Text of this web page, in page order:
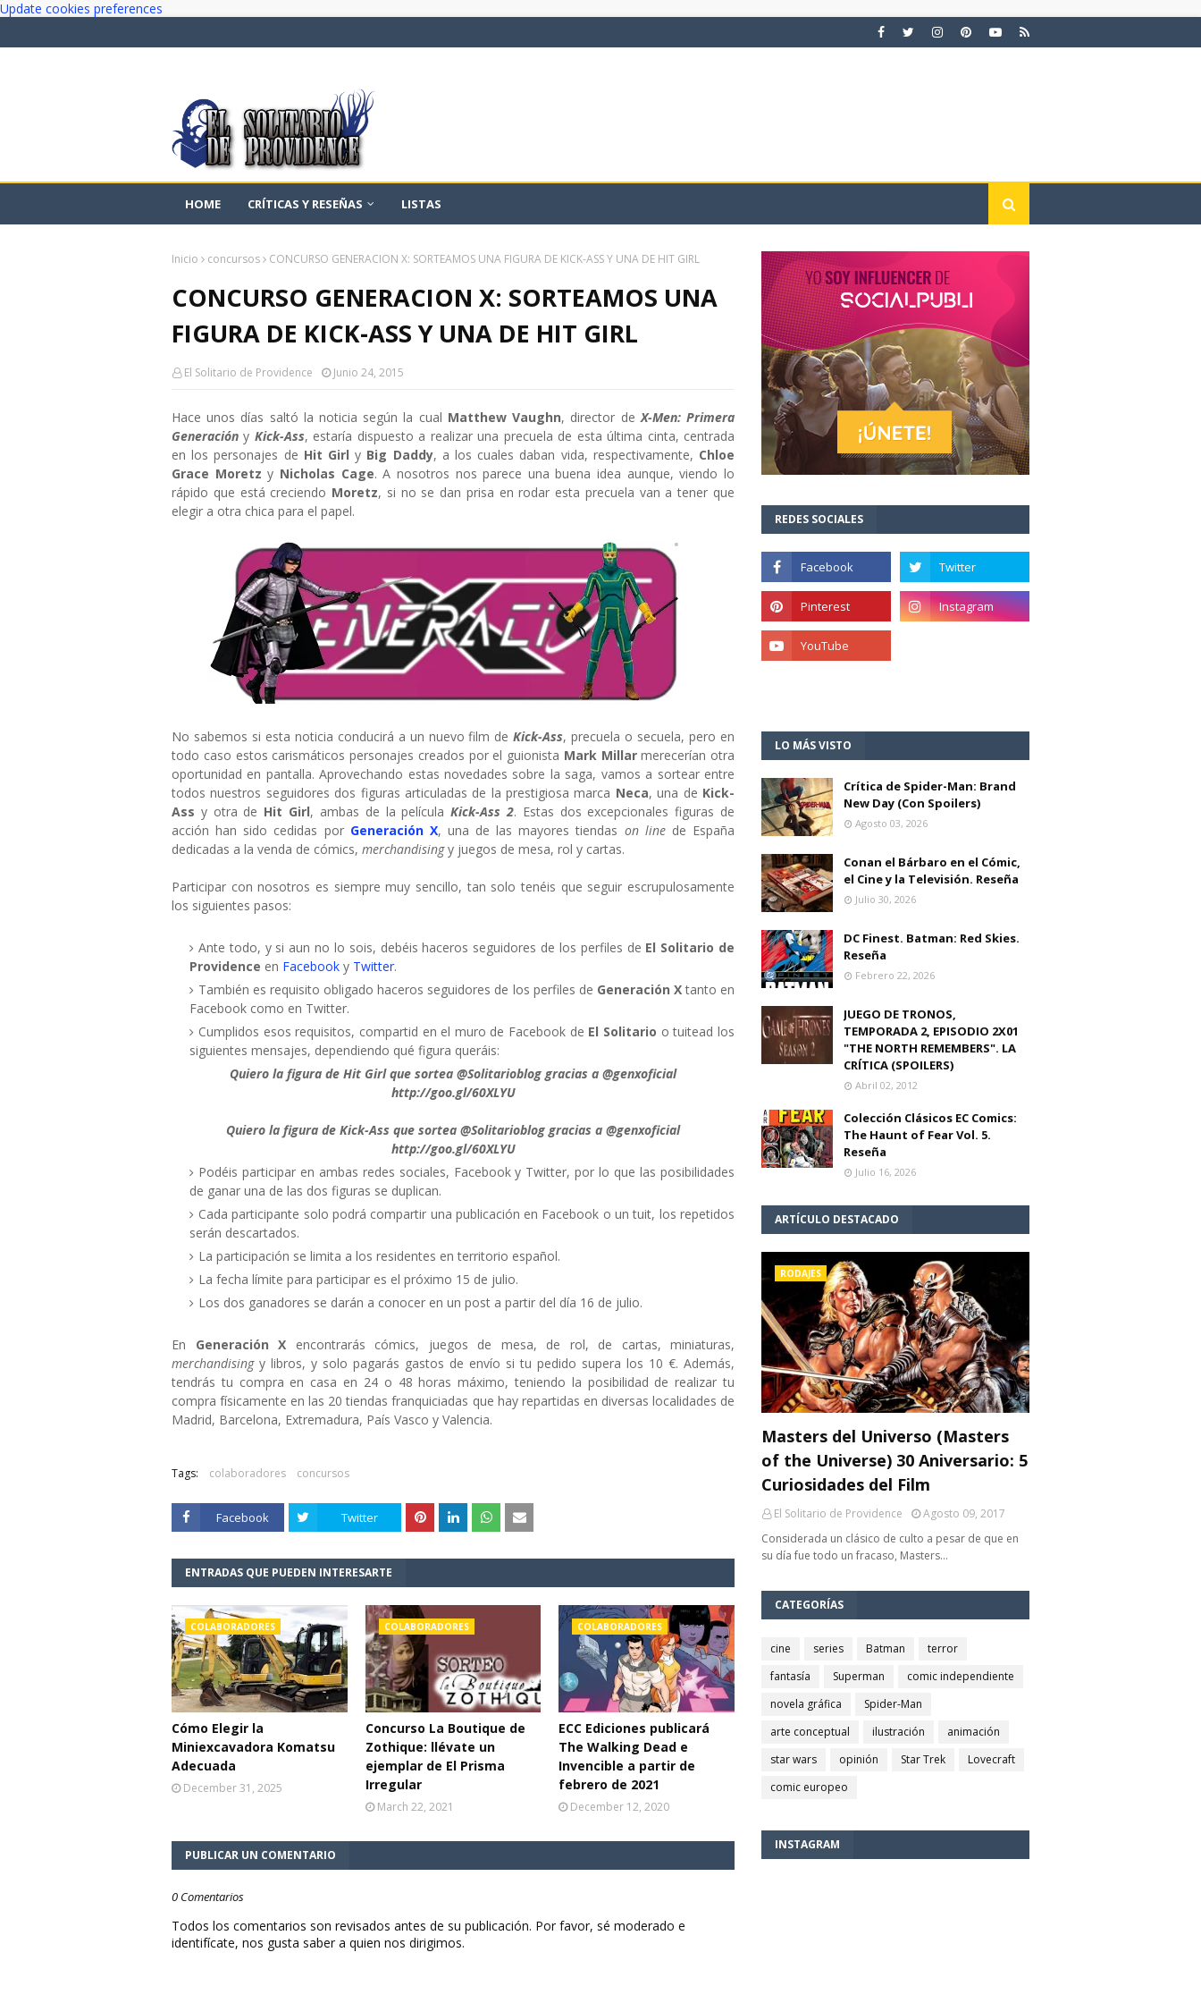
Update cookies preferences
HOME CRÍTICAS Y RESEÑAS LISTAS
Inicio concursos CONCURSO GENERACION X: SORTEAMOS UNA FIGURA DE KICK-ASS Y UNA DE HIT GIRL
CONCURSO GENERACION X: SORTEAMOS UNA
FIGURA DE KICK-ASS Y UNA DE HIT GIRL
El Solitario de Providence Junio 24, 2015
Hace unos días saltó la noticia según la cual Matthew Vaughn, director deX-Men: Primera
Generación y Kick-Ass, estaría dispuesto a realizar una precuela de esta última cinta, centrada
en los personajes de Hit Girly Big Daddy, a los cuales daban vida, respectivamente, Chloe
Grace Moretz y Nicholas Cage. A nosotros nos parece una buena idea aunque, viendo lo
rápido que está creciendo Moretz, si no se dan prisa en rodar esta precuela van a tener que
elegir a otra chica para el papel.
No sabemos si esta noticia conducirá a un nuevo film deKick-Ass, precuela o secuela, pero en
todo caso estos carismáticos personajes creados por el guionista Mark Millarmerecerían otra
oportunidad en pantalla. Aprovechando estas novedades sobre la saga, vamos a sortear entre
todos nuestros seguidores dos figuras articuladas de la prestigiosa marca Neca, una de Kick-
Ass y otra de Hit Girl, ambas de la películaKick-Ass 2. Estas dos excepcionales figuras de
acción han sido cedidas por Generación X, una de las mayores tiendas on linede España
dedicadas a la venda de cómics, merchandisingy juegos de mesa, rol y cartas.
Participar con nosotros es siempre muy sencillo, tan solo tenéis que seguir escrupulosamente
los siguientes pasos:
Ante todo, y si aun no lo sois, debéis haceros seguidores de los perfiles de El Solitario de
Providence en Facebook y Twitter.
También es requisito obligado haceros seguidores de los perfiles de Generación Xtanto en
Facebook como en Twitter.
Cumplidos esos requisitos, compartid en el muro de Facebook de El Solitario o tuitead los
siguientes mensajes, dependiendo qué figura queráis:
Quiero la figura de Hit Girl que sortea @Solitarioblog gracias a @genxoficial
http://goo.gl/60XLYU
Quiero la figura de Kick-Ass que sortea @Solitarioblog gracias a @genxoficial
http://goo.gl/60XLYU
Podéis participar en ambas redes sociales, Facebook y Twitter, por lo que las posibilidades
de ganar una de las dos figuras se duplican.
Cada participante solo podrá compartir una publicación en Facebook o un tuit, los repetidos
serán descartados.
La participación se limita a los residentes en territorio español.
La fecha límite para participar es el próximo 15 de julio.
Los dos ganadores se darán a conocer en un post a partir del día 16 de julio.
En Generación X encontrarás cómics, juegos de mesa, de rol, de cartas, miniaturas,
merchandising y libros, y solo pagarás gastos de envío si tu pedido supera los 10 €. Además,
tendrás tu compra en casa en 24 o 48 horas máximo, teniendo la posibilidad de realizar tu
compra físicamente en las 20 tiendas franquiciadas que hay repartidas en diversas localidades de
Madrid, Barcelona, Extremadura, País Vasco y Valencia.
Tags: colaboradores concursos
Facebook Twitter
ENTRADAS QUE PUEDEN INTERESARTE
COLABORADORES
Cómo Elegir la
Miniexcavadora Komatsu
Adecuada
December 31, 2025
COLABORADORES
Concurso La Boutique de
Zothique: llévate un
ejemplar de El Prisma
Irregular
March 22, 2021
COLABORADORES
ECC Ediciones publicará
The Walking Dead e
Invencible a partir de
febrero de 2021
December 12, 2020
PUBLICAR UN COMENTARIO
0 Comentarios
Todos los comentarios son revisados antes de su publicación. Por favor, sé moderado e
identifícate, nos gusta saber a quien nos dirigimos.
REDES SOCIALES
LO MÁS VISTO
Crítica de Spider-Man: Brand
New Day (Con Spoilers)
Agosto 03, 2026
Conan el Bárbaro en el Cómic,
el Cine y la Televisión. Reseña
Julio 30, 2026
DC Finest. Batman: Red Skies.
Reseña
Febrero 22, 2026
JUEGO DE TRONOS,
TEMPORADA 2, EPISODIO 2X01
"THE NORTH REMEMBERS". LA
CRÍTICA (SPOILERS)
Abril 02, 2012
Colección Clásicos EC Comics:
The Haunt of Fear Vol. 5.
Reseña
Julio 16, 2026
ARTÍCULO DESTACADO
RODAJES
Masters del Universo (Masters
of the Universe) 30 Aniversario: 5
Curiosidades del Film
El Solitario de Providence
Agosto 09, 2017
Considerada un clásico de culto a pesar de que en
su día fue todo un fracaso, Masters…
CATEGORÍAS
cine series Batman
terror
fantasía
Superman
comic independiente
novela gráfica
Spider-Man
arte conceptual
ilustración
animación
star wars
opinión Star Trek
Lovecraft
comic europeo
INSTAGRAM